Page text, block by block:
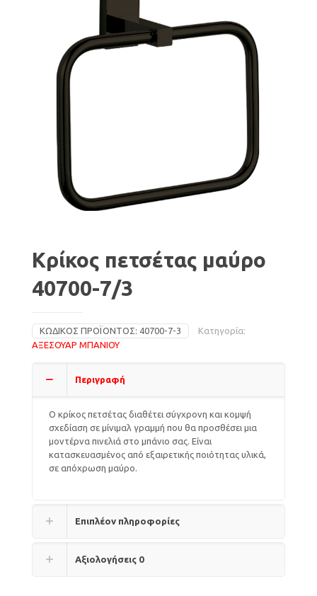
Κρίκος πετσέτας μαύρο
40700-7/3
ΚΩΔΙΚΌΣ ΠΡΟΪΌΝΤΟΣ: 40700-7-3
Κατηγορία:
ΑΞΕΣΟΥΑΡ ΜΠΑΝΙΟΥ
Περιγραφή
Ο κρίκος πετσέτας διαθέτει σύγχρονη και κομψή
σχεδίαση σε μίνιμαλ γραμμή που θα προσθέσει μια
μοντέρνα πινελιά στο μπάνιο σας. Είναι
κατασκευασμένος από εξαιρετικής ποιότητας υλικά,
σε απόχρωση μαύρο.
Επιπλέον πληροφορίες
Αξιολογήσεις 0